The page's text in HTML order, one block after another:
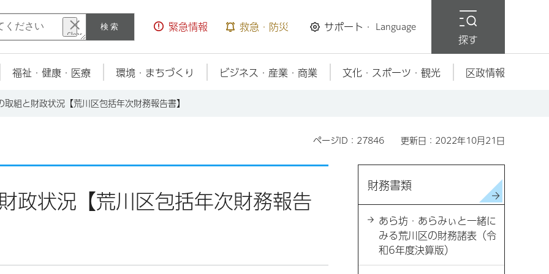
検索 緊急情報 救急・防災 サポート・ Language
探す
福祉・健康・医療 環境・まちづくり ビジネス・産業・商業 文化・スポーツ・観光 区政情報
組と財政状況【荒川区包括年次財務報告書】
ページID：27846 更新日：2022年10月21日
政状況【荒川区包括年次財務報告
財務書類
あら坊・あらみぃと一緒に
みる荒川区の財務諸表（令
和6年度決算版）